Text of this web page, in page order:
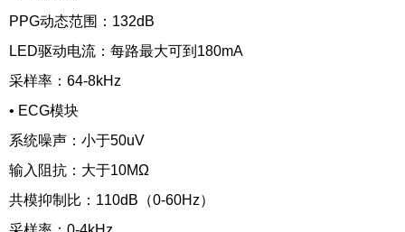
PPG动态范围：132dB
LED驱动电流：每路最大可到180mA
采样率：64-8kHz
• ECG模块
系统噪声：小于50uV
输入阻抗：大于10MΩ
共模抑制比：110dB（0-60Hz）